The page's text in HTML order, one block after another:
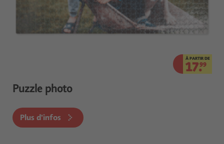
À PARTIR DE
17.99
Puzzle photo
Plus d'infos